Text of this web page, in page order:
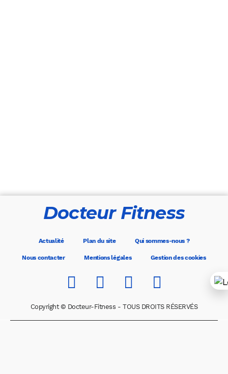
Docteur Fitness
Actualité Plan du site Qui sommes-nous ?
Nous contacter Mentions légales Gestion des cookies
Copyright © Docteur-Fitness - TOUS DROITS RÉSERVÉS